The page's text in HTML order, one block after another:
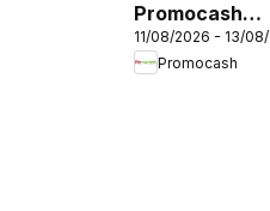
Promocash
Opportunités
Marée
11/08/2026 - 13/
Promocash